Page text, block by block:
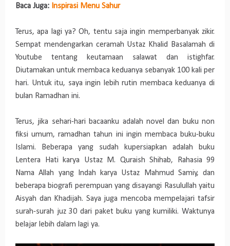
Baca Juga: Inspirasi Menu Sahur
Terus, apa lagi ya? Oh, tentu saja ingin memperbanyak zikir.
Sempat mendengarkan ceramah Ustaz Khalid Basalamah di
Youtube tentang keutamaan salawat dan istighfar.
Diutamakan untuk membaca keduanya sebanyak 100 kali per
hari. Untuk itu, saya ingin lebih rutin membaca keduanya di
bulan Ramadhan ini.
Terus, jika sehari-hari bacaanku adalah novel dan buku non
fiksi umum, ramadhan tahun ini ingin membaca buku-buku
Islami. Beberapa yang sudah kupersiapkan adalah buku
Lentera Hati karya Ustaz M. Quraish Shihab, Rahasia 99
Nama Allah yang Indah karya Ustaz Mahmud Samiy, dan
beberapa biografi perempuan yang disayangi Rasulullah yaitu
Aisyah dan Khadijah. Saya juga mencoba mempelajari tafsir
surah-surah juz 30 dari paket buku yang kumiliki. Waktunya
belajar lebih dalam lagi ya.